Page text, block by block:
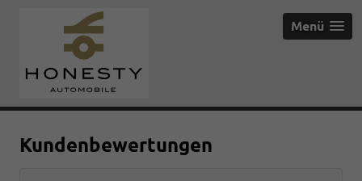
Menü
Kundenbewertungen